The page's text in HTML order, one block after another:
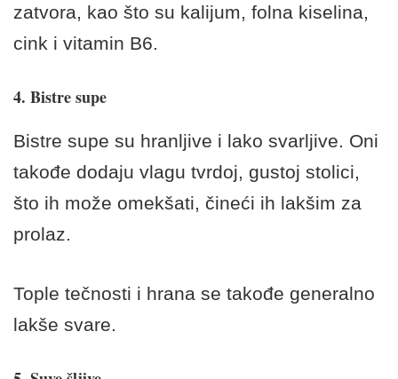
zatvora, kao što su kalijum, folna kiselina,
cink i vitamin B6.
4. Bistre supe
Bistre supe su hranljive i lako svarljive. Oni
takođe dodaju vlagu tvrdoj, gustoj stolici,
što ih može omekšati, čineći ih lakšim za
prolaz.
Tople tečnosti i hrana se takođe generalno
lakše svare.